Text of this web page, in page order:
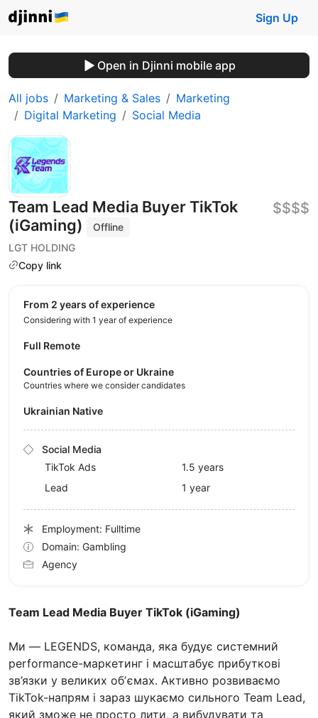
Sign Up
Open in Djinni mobile app
All jobs Marketing & Sales
Marketing
Digital Marketing
Social Media
Team Lead Media Buyer TikTok
(iGaming)
Offline
LGT HOLDING
Copy link
$$$$
Team Lead Media Buyer TikTok (iGaming)
Ми — LEGENDS, команда, яка будує системний
performance-маркетинг і масштабує прибуткові
зв’язки у великих обʼємах. Активно розвиваємо
TikTok-напрям і зараз шукаємо сильного Team Lead,
який зможе не просто лити, а вибудувати та
from 2 years of experience
Considering with 1 year of experience
Full Remote
Countries of Europe or Ukraine
Countries where we consider candidates
Ukrainian Native
Social Media
TikTok Ads
1.5 years
Lead
1 year
Employment: Fulltime
Domain: Gambling
Agency